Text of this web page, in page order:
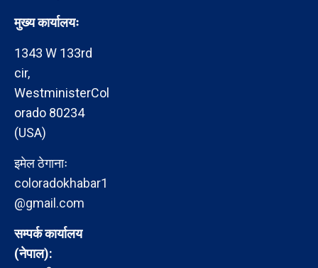
मुख्य कार्यालयः
1343 W 133rd
cir,
WestministerCol
orado 80234
(USA)
इमेल ठेगानाः
coloradokhabar1
@gmail.com
सम्पर्क कार्यालय
(नेपाल):